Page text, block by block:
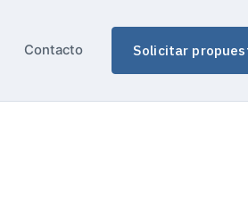
Contacto Solicitar